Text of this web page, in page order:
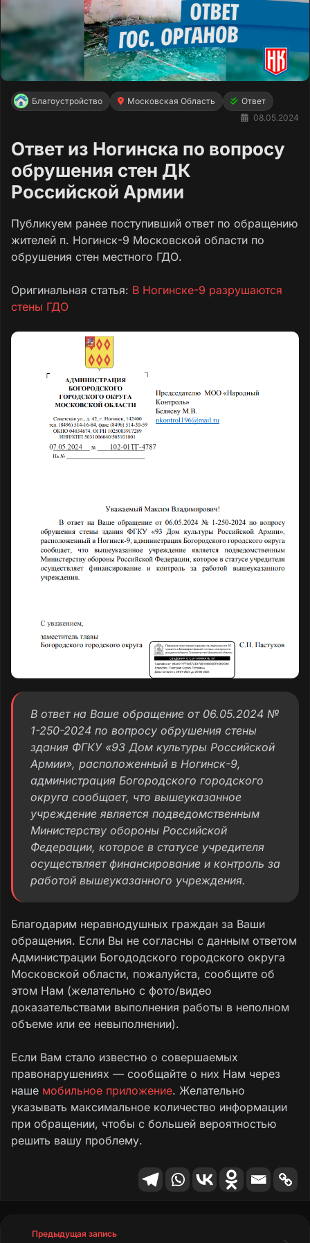
Благоустройство Московская Область
Ответ
08.05.2024
Ответ из Ногинска по вопросу
обрушения стен ДК
Российской Армии
Публикуем ранее поступивший ответ по обращению
жителей п. Ногинск-9 Московской области по
обрушения стен местного ГДО.
Оригинальная статья: В Ногинске-9 разрушаются
стены ГДО
В ответ на Ваше обращение от 06.05.2024 №
1-250-2024 по вопросу обрушения стены
здания ФГКУ «93 Дом культуры Российской
Армии», расположенный в Ногинск-9,
администрация Богородского городского
округа сообщает, что вышеуказанное
учреждение является подведомственным
Министерству обороны Российской
Федерации, которое в статусе учредителя
осуществляет финансирование и контроль за
работой вышеуказанного учреждения.
Благодарим неравнодушных граждан за Ваши
обращения. Если Вы не согласны с данным ответом
Администрации Богододского городского округа
Московской области, пожалуйста, сообщите об
этом Нам (желательно с фото/видео
доказательствами выполнения работы в неполном
объеме или ее невыполнении).
Если Вам стало известно о совершаемых
правонарушениях — сообщайте о них Нам через
наше мобильное приложение. Желательно
указывать максимальное количество информации
при обращении, чтобы с большей вероятностью
решить вашу проблему.
Предыдущая запись